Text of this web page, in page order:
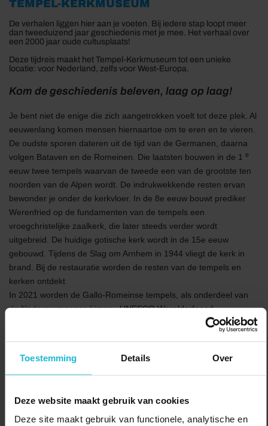
Toestemming Details Over
Deze website maakt gebruik van cookies
Deze site maakt gebruik van functionele, analytische en
TEMPEL-KERKMUSEUM
De verhalen liggen hier aan je voeten. Bij iedere stap loopt meer
dan tweeduizend jaar geschiedenis met je mee. Het verhaal over
een 2000 jaar oude cultusplaats!
Deze tijdreis maakt het Tempel-Kerkmuseum tot een unieke
locatie: voor Nederland, zelfs voor West-Europa.
Kom de geschiedenis beleven, laag op laag!
Je bent niet de enige die zich aangetrokken voelt tot deze plek. Al
eeuwenlang komen mensen hiernaartoe om te eren en te vieren.
De oudste sporen dateren uit de tijd van de Germanen, daarna
volgen Bataven en de Romeinen. Die laatsten bouwen in de 1 e
eeuw twee tempels waarvan de tweede een van de grootste ten
noorden van de Alpen wordt. De indrukwekkende resten ervan
bewonder je onder de kerkvloer. In de 8e eeuw bouwt prediker
Werenfried op de fundamenten van de tempels een
vroegchristelijke zaalkerk, die later steeds verder wordt
uitgebreid. De huidige gotische kerk wordt in de 15e eeuw
gebouwd. Tijdens de Slag om Arnhem in 1944 vliegt de kerk in
brand. Bij de restauratie worden de resten van de tempels en
kerken ontdekt
In 2021 worden de Gallo-Romeinse tempels, als onderdeel van
de Nedergermaanse Limes, UNESCO Werelderfgoed.
In het museum zie je verschillende vondsten die bij de kerk of in
Je kunt het museum bezoeken tijdens openingstijden of op
Zie tempelkerkmuseum.nl voor actuele informatie